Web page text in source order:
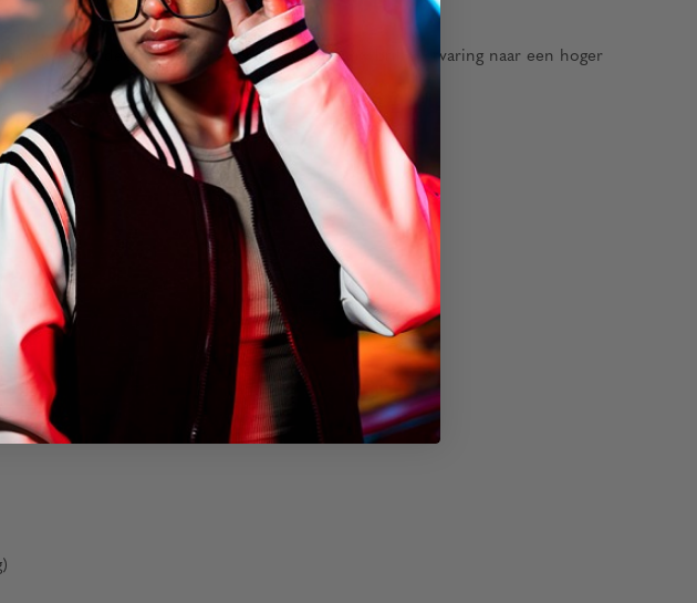
voor heldere buitenomstandigheden. Til uw brillenervaring naar een hoger